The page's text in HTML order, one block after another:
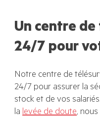
Un centre
24/7 pour
Notre centre de
24/7 pour assurer la
stock et de vos
la levée de doute,